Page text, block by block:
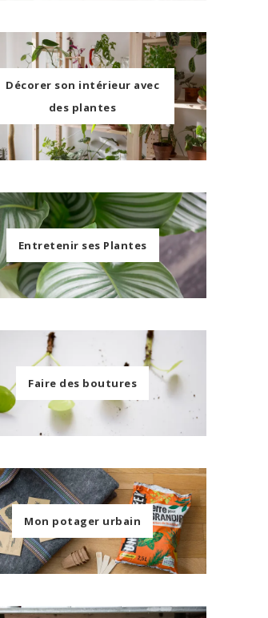
Décorer son intérieur avec
des plantes
Entretenir ses Plantes
Faire des boutures
Mon potager urbain